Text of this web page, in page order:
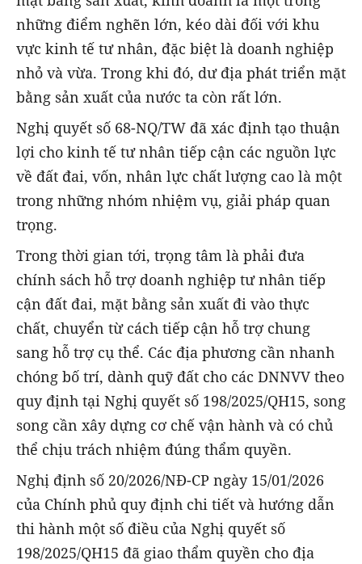
những điểm nghẽn lớn, kéo dài đối với khu
vực kinh tế tư nhân, đặc biệt là doanh nghiệp
nhỏ và vừa. Trong khi đó, dư địa phát triển mặt
bằng sản xuất của nước ta còn rất lớn.
Nghị quyết số 68-NQ/TW đã xác định tạo thuận
lợi cho kinh tế tư nhân tiếp cận các nguồn lực
về đất đai, vốn, nhân lực chất lượng cao là một
trong những nhóm nhiệm vụ, giải pháp quan
trọng.
Trong thời gian tới, trọng tâm là phải đưa
chính sách hỗ trợ doanh nghiệp tư nhân tiếp
cận đất đai, mặt bằng sản xuất đi vào thực
chất, chuyển từ cách tiếp cận hỗ trợ chung
sang hỗ trợ cụ thể. Các địa phương cần nhanh
chóng bố trí, dành quỹ đất cho các DNNVV theo
quy định tại Nghị quyết số 198/2025/QH15, song
song cần xây dựng cơ chế vận hành và có chủ
thể chịu trách nhiệm đúng thẩm quyền.
Nghị định số 20/2026/NĐ-CP ngày 15/01/2026
của Chính phủ quy định chi tiết và hướng dẫn
thi hành một số điều của Nghị quyết số
198/2025/QH15 đã giao thẩm quyền cho địa